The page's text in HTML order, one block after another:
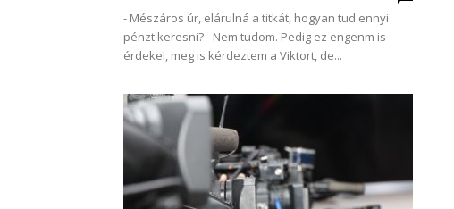
- Mészáros úr, elárulná a titkát, hogyan tud ennyi
pénzt keresni? - Nem tudom. Pedig ez engenm is
érdekel, meg is kérdeztem a Viktort, de...